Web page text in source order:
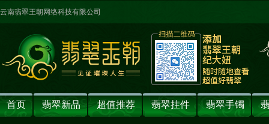
云南翡翠王朝网络科技有限公司
首页 翡翠新品 超值推荐 翡翠挂件 翡翠手镯